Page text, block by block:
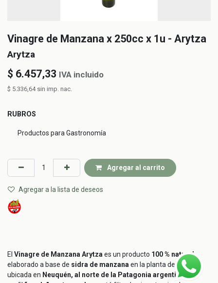
Vinagre de Manzana x 250cc x 1u - Arytza
Arytza
$ 6.457,33 IVA incluido
$ 5.336,64 sin imp. nac.
RUBROS
Productos para Gastronomía
Agregar al carrito
Agregar a la lista de deseos
El Vinagre de Manzana Arytzaes un producto 100 % natural,
elaborado a base de sidra de manzanaen la planta de la marca
ubicada en Neuquén, al norte de la Patagonia argentina. De